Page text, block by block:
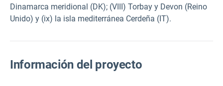
Dinamarca meridional (DK); (VIII) Torbay y Devon (Reino
Unido) y (ix) la isla mediterránea Cerdeña (IT).
Información del proyecto